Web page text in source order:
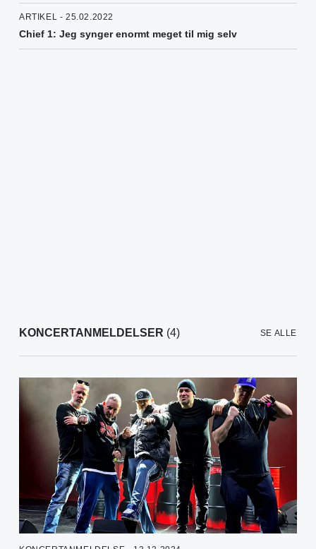
ARTIKEL - 25.02.2022
Chief 1: Jeg synger enormt meget til mig selv
KONCERTANMELDELSER (4) SE ALLE